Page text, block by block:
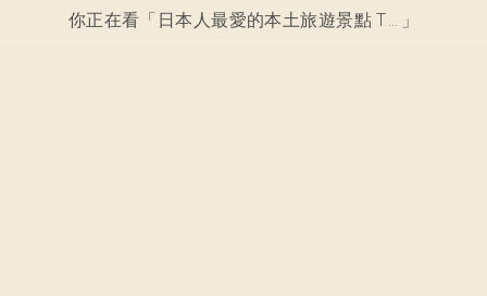
你正在看「 日本人最愛的本土旅遊景點 TOP10！這地方被認為一生至少要去一次！ 」